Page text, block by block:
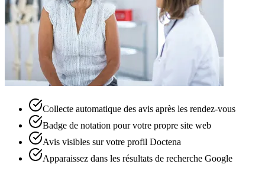
Collecte automatique des avis après les rendez-vous
Badge de notation pour votre propre site web
Avis visibles sur votre profil Doctena
Apparaissez dans les résultats de recherche Google